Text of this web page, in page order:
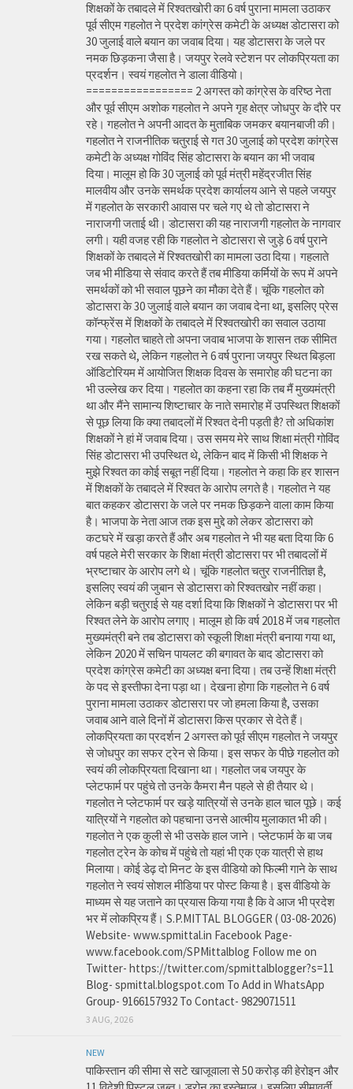
शिक्षकों के तबादले में रिश्वतखोरी का 6 वर्ष पुराना मामला उठाकर
पूर्व सीएम गहलोत ने प्रदेश कांग्रेस कमेटी के अध्यक्ष डोटासरा को
30 जुलाई वाले बयान का जवाब दिया। यह डोटासरा के जले पर
नमक छिड़कना जैसा है। जयपुर रेलवे स्टेशन पर लोकप्रियता का
प्रदर्शन। स्वयं गहलोत ने डाला वीडियो।
================= 2 अगस्त को कांग्रेस के वरिष्ठ नेता
और पूर्व सीएम अशोक गहलोत ने अपने गृह क्षेत्र जोधपुर के दौरे पर
रहे। गहलोत ने अपनी आदत के मुताबिक जमकर बयानबाजी की।
गहलोत ने राजनीतिक चतुराई से गत 30 जुलाई को प्रदेश कांग्रेस
कमेटी के अध्यक्ष गोविंद सिंह डोटासरा के बयान का भी जवाब
दिया। मालूम हो कि 30 जुलाई को पूर्व मंत्री महेंद्रजीत सिंह
मालवीय और उनके समर्थक प्रदेश कार्यालय आने से पहले जयपुर
में गहलोत के सरकारी आवास पर चले गए थे तो डोटासरा ने
नाराजगी जताई थी। डोटासरा की यह नाराजगी गहलोत के नागवार
लगी। यही वजह रही कि गहलोत ने डोटासरा से जुड़े 6 वर्ष पुराने
शिक्षकों के तबादले में रिश्वतखोरी का मामला उठा दिया। गहलाते
जब भी मीडिया से संवाद करते हैं तब मीडिया कर्मियों के रूप में अपने
समर्थकों को भी सवाल पूछने का मौका देते हैं। चूंकि गहलोत को
डोटासरा के 30 जुलाई वाले बयान का जवाब देना था, इसलिए प्रेस
कॉन्फ्रेंस में शिक्षकों के तबादले में रिश्वतखोरी का सवाल उठाया
गया। गहलोत चाहते तो अपना जवाब भाजपा के शासन तक सीमित
रख सकते थे, लेकिन गहलोत ने 6 वर्ष पुराना जयपुर स्थित बिड़ला
ऑडिटोरियम में आयोजित शिक्षक दिवस के समारोह की घटना का
भी उल्लेख कर दिया। गहलोत का कहना रहा कि तब मैं मुख्यमंत्री
था और मैंने सामान्य शिष्टाचार के नाते समारोह में उपस्थित शिक्षकों
से पूछ लिया कि क्या तबादलों में रिश्वत देनी पड़ती है? तो अधिकांश
शिक्षकों ने हां में जवाब दिया। उस समय मेरे साथ शिक्षा मंत्री गोविंद
सिंह डोटासरा भी उपस्थित थे, लेकिन बाद में किसी भी शिक्षक ने
मुझे रिश्वत का कोई सबूत नहीं दिया। गहलोत ने कहा कि हर शासन
में शिक्षकों के तबादले में रिश्वत के आरोप लगते है। गहलोत ने यह
बात कहकर डोटासरा के जले पर नमक छिड़कने वाला काम किया
है। भाजपा के नेता आज तक इस मुद्दे को लेकर डोटासरा को
कटघरे में खड़ा करते हैं और अब गहलोत ने भी यह बता दिया कि 6
वर्ष पहले मेरी सरकार के शिक्षा मंत्री डोटासरा पर भी तबादलों में
भ्रष्टाचार के आरोप लगे थे। चूंकि गहलोत चतुर राजनीतिज्ञ है,
इसलिए स्वयं की जुबान से डोटासरा को रिश्वतखोर नहीं कहा।
लेकिन बड़ी चतुराई से यह दर्शा दिया कि शिक्षकों ने डोटासरा पर भी
रिश्वत लेने के आरोप लगाए। मालूम हो कि वर्ष 2018 में जब गहलोत
मुख्यमंत्री बने तब डोटासरा को स्कूली शिक्षा मंत्री बनाया गया था,
लेकिन 2020 में सचिन पायलट की बगावत के बाद डोटासरा को
प्रदेश कांग्रेस कमेटी का अध्यक्ष बना दिया। तब उन्हें शिक्षा मंत्री
के पद से इस्तीफा देना पड़ा था। देखना होगा कि गहलोत ने 6 वर्ष
पुराना मामला उठाकर डोटासरा पर जो हमला किया है, उसका
जवाब आने वाले दिनों में डोटासरा किस प्रकार से देते हैं।
लोकप्रियता का प्रदर्शन 2 अगस्त को पूर्व सीएम गहलोत ने जयपुर
से जोधपुर का सफर ट्रेन से किया। इस सफर के पीछे गहलोत को
स्वयं की लोकप्रियता दिखाना था। गहलोत जब जयपुर के
प्लेटफार्म पर पहुंचे तो उनके कैमरा मैन पहले से ही तैयार थे।
गहलोत ने प्लेटफार्म पर खड़े यात्रियों से उनके हाल चाल पूछे। कई
यात्रियों ने गहलोत को पहचाना उनसे आत्मीय मुलाकात भी की।
गहलोत ने एक कुली से भी उसके हाल जाने। प्लेटफार्म के बा जब
गहलोत ट्रेन के कोच में पहुंचे तो यहां भी एक एक यात्री से हाथ
मिलाया। कोई डेढ़ दो मिनट के इस वीडियो को फिल्मी गाने के साथ
गहलोत ने स्वयं सोशल मीडिया पर पोस्ट किया है। इस वीडियो के
माध्यम से यह जताने का प्रयास किया गया है कि वे आज भी प्रदेश
भर में लोकप्रिय हैं। S.P.MITTAL BLOGGER ( 03-08-2026)
Website- www.spmittal.in Facebook Page-
www.facebook.com/SPMittalblog Follow me on
Twitter- https://twitter.com/spmittalblogger?s=11
Blog- spmittal.blogspot.com To Add in WhatsApp
Group- 9166157932 To Contact- 9829071511
3 AUG, 2026
NEW
पाकिस्तान की सीमा से सटे खाजूवाला से 50 करोड़ की हेरोइन और